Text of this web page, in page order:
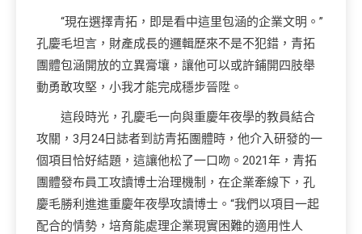
“現在選擇青拓，即是看中這里包涵的企業文明。”
孔慶毛坦言，財產成長的邏輯歷來不是不犯錯，青拓
團體包涵開放的立異膏壤，讓他可以或許鋪開四肢舉
動勇敢攻堅，小我才能完成穩步晉陞。
這段時光，孔慶毛一向與重慶年夜學的教員結合
攻關，3月24日誌者到訪青拓團體時，他介入研發的一
個項目恰好結題，這讓他松了一口吻。2021年，青拓
團體發布員工攻讀博士治理機制，在企業牽線下，孔
慶毛勝利進進重慶年夜學攻讀博士。“我們以項目一起
配合的情勢，培育能處理企業現實困難的適用性人